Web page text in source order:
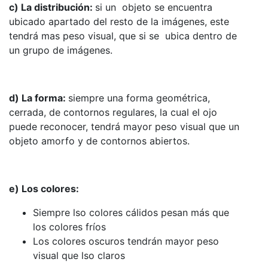
c) La distribución: si un objeto se encuentra
ubicado apartado del resto de la imágenes, este
tendrá mas peso visual, que si se ubica dentro de
un grupo de imágenes.
d) La forma: siempre una forma geométrica,
cerrada, de contornos regulares, la cual el ojo
puede reconocer, tendrá mayor peso visual que un
objeto amorfo y de contornos abiertos.
e) Los colores:
Siempre lso colores cálidos pesan más que
los colores fríos
Los colores oscuros tendrán mayor peso
visual que lso claros